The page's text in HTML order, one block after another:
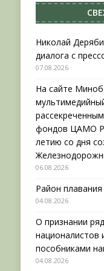
[
[
[
[
Николай
диалога с
07.08.2026
На сайте
фондов ЦАМО
летию со дня
06.08.2026
Район
04.08.2026
О признании
националистов
пособниками
04.08.2026